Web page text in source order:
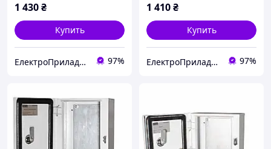
1 430₴
Купить
ЕлектроПриладТехСервіс 97%
1 410₴
Купить
ЕлектроПриладТехСервіс 97%